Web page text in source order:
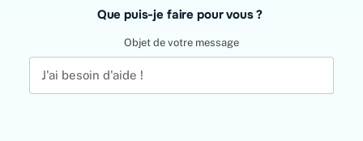
Que puis-je faire pour vous ?
Objet de votre message